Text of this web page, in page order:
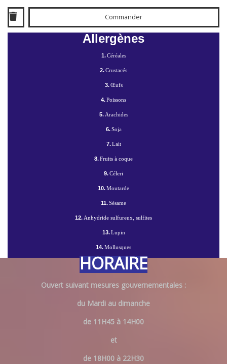
Commander
Allergènes
1.Céréales
2.Crustacés
3.Œufs
4.Poissons
5. Arachides
6.Soja
7.Lait
8.Fruits à coque
9.Céleri
10.Moutarde
11.Sésame
12. Anhydride sulfureux, sulfites
13.Lupin
14.Mollusques
HORAIRE
Ouvert suivant mesures gouvernementales :
du Mardi au dimanche
de 11H45 à 14H00
et
de 18H00 à 22H30